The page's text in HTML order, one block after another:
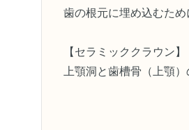
歯の根元に埋め込むた
【セラミッククラウン】
上顎洞と歯槽骨（上顎